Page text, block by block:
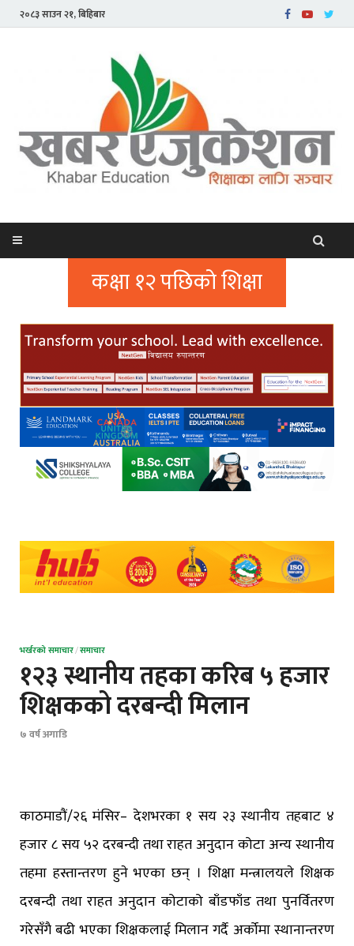
२०८३ साउन २१, बिहिबार
कक्षा १२ पछिको शिक्षा
भर्खरको समाचार/समाचार
१२३ स्थानीय तहका करिब ५ हजार
शिक्षकको दरबन्दी मिलान
७ वर्ष अगाडि
काठमाडौं/२६ मंसिर– देशभरका १ सय २३ स्थानीय तहबाट ४
हजार ८ सय ५२ दरबन्दी तथा राहत अनुदान कोटा अन्य स्थानीय
तहमा हस्तान्तरण हुने भएका छन् । शिक्षा मन्त्रालयले शिक्षक
दरबन्दी तथा राहत अनुदान कोटाको बाँडफाँड तथा पुनर्वितरण
गरेसँगै बढी भएका शिक्षकलाई मिलान गर्दै अर्कोमा स्थानान्तरण